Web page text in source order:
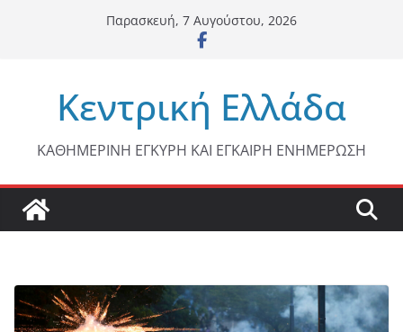
Παρασκευή, 7 Αυγούστου, 2026
Κεντρική Ελλάδα
ΚΑΘΗΜΕΡΙΝΗ ΕΓΚΥΡΗ ΚΑΙ ΕΓΚΑΙΡΗ ΕΝΗΜΕΡΩΣΗ